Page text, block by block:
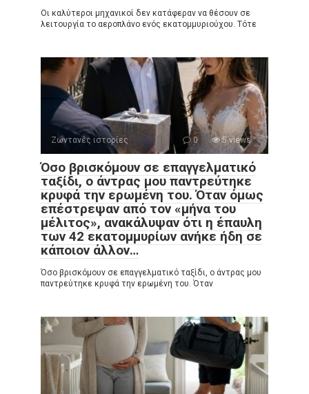
Οι καλύτεροι μηχανικοί δεν κατάφεραν να θέσουν σε
λειτουργία το αεροπλάνο ενός εκατομμυριούχου. Τότε
Ζωντανές ιστορίες 0 5 views
Όσο βρισκόμουν σε επαγγελματικό
ταξίδι, ο άντρας μου παντρεύτηκε
κρυφά την ερωμένη του. Όταν όμως
επέστρεψαν από τον «μήνα του
μέλιτος», ανακάλυψαν ότι η έπαυλη
των 42 εκατομμυρίων ανήκε ήδη σε
κάποιον άλλον…
Όσο βρισκόμουν σε επαγγελματικό ταξίδι, ο άντρας μου
παντρεύτηκε κρυφά την ερωμένη του. Όταν